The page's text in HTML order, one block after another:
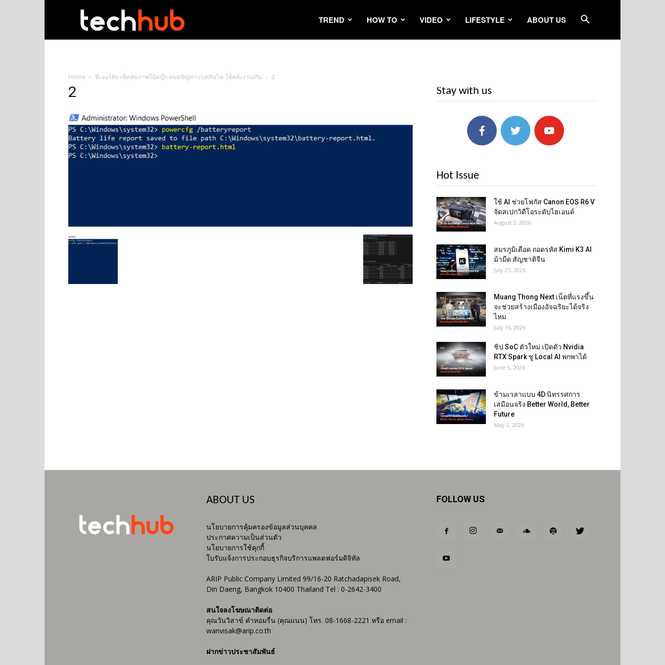
TREND HOW TO VIDEO LIFESTYLE ABOUT US
Home ฟีเจอร์ลับ เช็คสุขภาพโน้ตบุ๊ก หมดปัญหาแบตกินไฟ ใช้พลังงานเกิน 2
2 Stay with us
Hot Issue
ใช้ AI ช่วยโฟกัส Canon EOS R6 V
จัดสเปกวิดีโอระดับไฮเอนด์
August 3, 2026
สมรภูมิเดือด ถอดรหัส Kimi K3 AI
ม้ามืด สัญชาติจีน
July 27, 2026
Muang Thong Next เน็ตที่แรงขึ้น
จะช่วยสร้างเมืองอัจฉริยะได้จริง
ไหม
July 16, 2026
ชิป SoC ตัวใหม่ เปิดตัว Nvidia
RTX Spark ชู Local AI พกพาได้
June 5, 2026
ข้ามเวลาแบบ 4D นิทรรศการ
เสมือนจริง Better World, Better
Future
May 2, 2026
ABOUT US
นโยบายการคุ้มครองข้อมูลส่วนบุคคล
ประกาศความเป็นส่วนตัว
นโยบายการใช้คุกกี้
ใบรับแจ้งการประกอบธุรกิจบริการแพลตฟอร์มดิจิทัล
ARIP Public Company Limited 99/16-20 Ratchadapisek Road,
Din Daeng, Bangkok 10400 Thailand Tel : 0-2642-3400
สนใจลงโฆษณาติดต่อ
คุณวันวิสาข์ คำหอมรื่น (คุณแนน) โทร. 08-1668-2221 หรือ email :
wanvisak@arip.co.th
ฝากข่าวประชาสัมพันธ์
FOLLOW US